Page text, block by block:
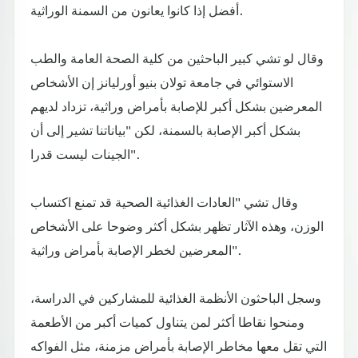
أفضل إذا كانوا يعانون من السمنة الوراثية.
وقال لو تشي كبير الباحثين من كلية الصحة العامة والطب
الاستوائي في جامعة تولان بنيو أورليانز إن الأشخاص
المعرضين بشكل أكبر للإصابة بأمراض وراثية، تزداد لديهم
بشكل أكبر الإصابة بالسمنة، لكن "بياناتنا تشير إلى أن
الجينات ليست قدرا".
وقال تشي "العادات الغذائية الصحية قد تمنع اكتساب
الوزن، وهذه الآثار تظهر بشكل أكثر وضوحا على الأشخاص
المعرضين لخطر الإصابة بأمراض وراثية".
وسجل الباحثون الأنظمة الغذائية للمشاركين في الدراسة،
ومنحوا نقاطا أكثر لمن يتناول كميات أكبر من الأطعمة
التي تقل معها مخاطر الإصابة بأمراض مزمنة، مثل الفواكه